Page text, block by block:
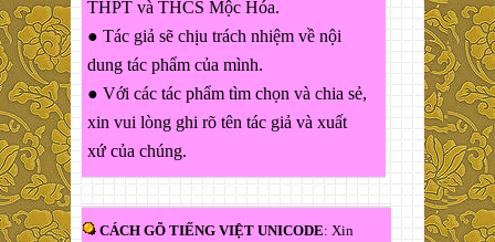
THPT và THCS Mộc Hóa.
● Tác giả sẽ chịu trách nhiệm về nội
dung tác phẩm của mình.
● Với các tác phẩm tìm chọn và chia sẻ,
xin vui lòng ghi rõ tên tác giả và xuất
xứ của chúng.
CÁCH GÕ TIẾNG VIỆT UNICODE: Xin